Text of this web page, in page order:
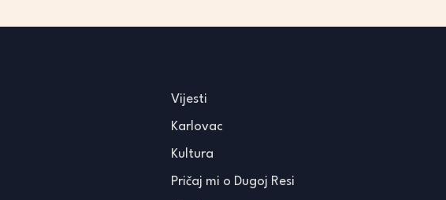
Vijesti
Karlovac
Kultura
Pričaj mi o Dugoj Resi